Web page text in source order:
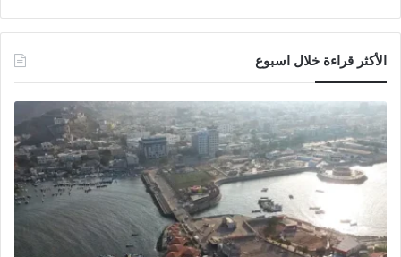
الأكثر قراءة خلال اسبوع